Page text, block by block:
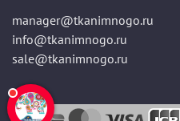
manager@tkanimnogo.ru
info@tkanimnogo.ru
sale@tkanimnogo.ru